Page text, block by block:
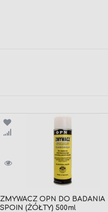
Porównaj
ZMYWACZ OPN DO BADANIA
SPOIN (ŻÓŁTY) 500ml